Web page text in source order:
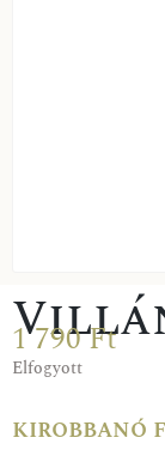
1 790Ft
Elfogyott
kirobbanó